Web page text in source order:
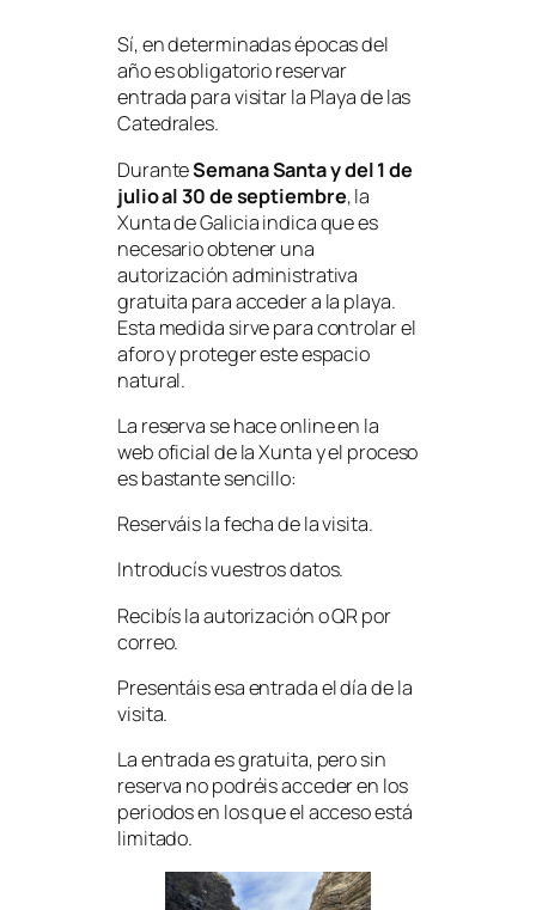
Sí, en determinadas épocas del
año es obligatorio reservar
entrada para visitar la Playa de las
Catedrales.
DuranteSemana Santa y del 1 de
julio al 30 de septiembre, la
Xunta de Galicia indica que es
necesario obtener una
autorización administrativa
gratuita para acceder a la playa.
Esta medida sirve para controlar el
aforo y proteger este espacio
natural.
La reserva se hace online en la
web oficial de la Xunta y el proceso
es bastante sencillo:
Reserváis la fecha de la visita.
Introducís vuestros datos.
Recibís la autorización o QR por
correo.
Presentáis esa entrada el día de la
visita.
La entrada es gratuita, pero sin
reserva no podréis acceder en los
periodos en los que el acceso está
limitado.